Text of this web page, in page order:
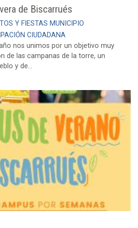
de Biscarrués
Y FIESTAS MUNICIPIO
CIUDADANA
nos unimos por un objetivo muy
de las campanas de la torre, un
y de...